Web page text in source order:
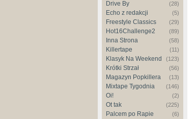
Drive By (28)
Echo z redakcji (5)
Freestyle Classics (29)
Hot16Challenge2 (89)
Inna Strona (58)
Killertape (11)
Klasyk Na Weekend (123)
Krótki Strzał (56)
Magazyn Popkillera (13)
Mixtape Tygodnia (146)
Oi! (2)
Ot tak (225)
Palcem po Rapie (6)